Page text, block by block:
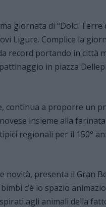
giornata di “Dolci Terre
Ligure. Complice la
record portando in città
in piazza
continua a proporre un
insieme alla farinata
regionali per il 150°
novità, presenta il Gran
c’è lo spazio
agli animali della